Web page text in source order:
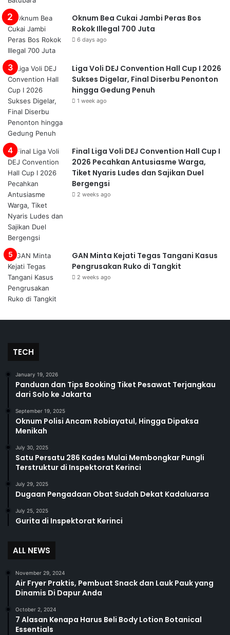
Oknum Bea Cukai Jambi Peras Bos
Rokok Illegal 700 Juta
6 days ago
Liga Voli DEJ Convention Hall Cup I 2026
Sukses Digelar, Final Diserbu Penonton
hingga Gedung Penuh
1 week ago
Final Liga Voli DEJ Convention Hall Cup I
2026 Pecahkan Antusiasme Warga,
Tiket Nyaris Ludes dan Sajikan Duel
Bergengsi
2 weeks ago
GAN Minta Kejati Tegas Tangani Kasus
Pengrusakan Ruko di Tangkit
2 weeks ago
TECH
January 19, 2026
Panduan dan Tips Booking Tiket Pesawat Terjangkau
dari Solo ke Jakarta
September 19, 2025
Oknum Polisi Ancam Robiayatul, Hingga Dipaksa
Menikah
July 30, 2025
Satu Persatu 286 Kades Mulai Membongkar Pungli
Terstruktur di Inspektorat Kerinci
July 29, 2025
Dugaan Pengadaan Obat Sudah Dekat Kadaluarsa
July 25, 2025
Gurita di Inspektorat Kerinci
ALL NEWS
November 29, 2024
Air Fryer Praktis, Pembuat Snack dan Lauk Pauk yang
Dinamis Di Dapur Anda
October 2, 2024
7 Alasan Kenapa Harus Beli Body Lotion Botanical
Essentials